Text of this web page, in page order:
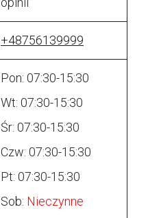
+48756139999
Pon: 07:30-15:30
Wt: 07:30-15:30
Śr: 07:30-15:30
Czw: 07:30-15:30
Pt: 07:30-15:30
Sob: Nieczynne